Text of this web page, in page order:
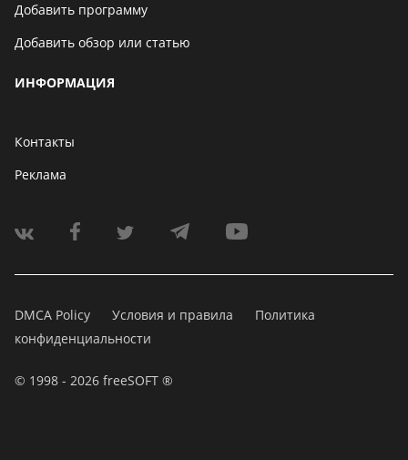
Добавить программу
Добавить обзор или статью
ИНФОРМАЦИЯ
Контакты
Реклама
DMCA Policy Условия и правила
Политика
конфиденциальности
© 1998 - 2026 freeSOFT ®